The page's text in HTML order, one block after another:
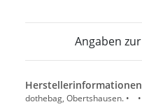
Angaben
Herstellerinformationen
dothebag, Obertshausen. •